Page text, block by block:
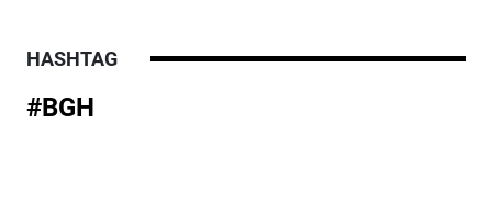
HASHTAG
#BGH